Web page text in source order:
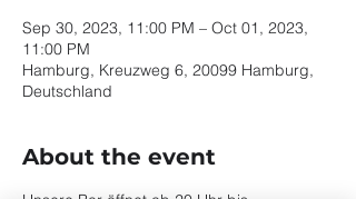
Sep 30, 2023, 11:00 PM – Oct 01, 2023,
11:00 PM
Hamburg, Kreuzweg 6, 20099 Hamburg,
Deutschland
About the event